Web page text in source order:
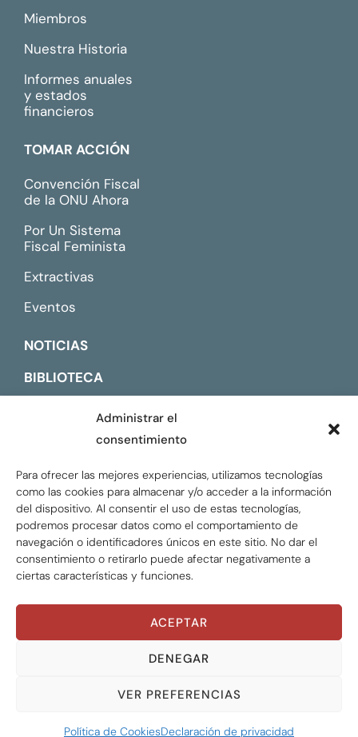
Administrar el
consentimiento
Para ofrecer las mejores experiencias, utilizamos tecnologías
como las cookies para almacenar y/o acceder a la información
del dispositivo. Al consentir el uso de estas tecnologías,
podremos procesar datos como el comportamiento de
navegación o identificadores únicos en este sitio. No dar el
consentimiento o retirarlo puede afectar negativamente a
ciertas características y funciones.
ACEPTAR
DENEGAR
VER PREFERENCIAS
Política de CookiesDeclaración de privacidad
Miembros
Nuestra Historia
Informes anuales
y estados
financieros
TOMAR ACCIÓN
Convención Fiscal
de la ONU Ahora
Por Un Sistema
Fiscal Feminista
Extractivas
Eventos
NOTICIAS
BIBLIOTECA
Global Tax Justice © 2026. Todos los derechos
Privacy policy